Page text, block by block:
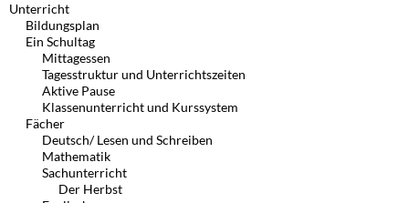
Unterricht
Bildungsplan
Ein Schultag
Mittagessen
Tagesstruktur und Unterrichtszeiten
Aktive Pause
Klassenunterricht und Kurssystem
Fächer
Deutsch/ Lesen und Schreiben
Mathematik
Sachunterricht
Der Herbst